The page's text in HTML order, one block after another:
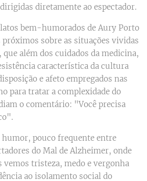
diretamente ao espectador.
bem-humorados de Aury Porto
próximos sobre as situações vividas
além dos cuidados da medicina,
característica da cultura
e afeto empregados nas
para tratar a complexidade do
o comentário: "Você precisa
humor, pouco frequente entre
do Mal de Alzheimer, onde
vemos tristeza, medo e vergonha
ao isolamento social do